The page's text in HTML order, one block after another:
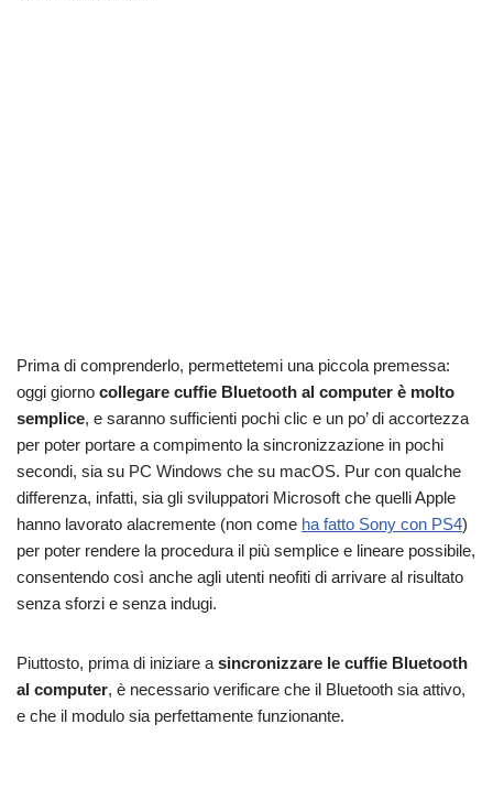
Prima di comprenderlo, permettetemi una piccola premessa:
oggi giorno collegare cuffie Bluetooth al computer è molto
semplice, e saranno sufficienti pochi clic e un po’ di accortezza
per poter portare a compimento la sincronizzazione in pochi
secondi, sia su PC Windows che su macOS. Pur con qualche
differenza, infatti, sia gli sviluppatori Microsoft che quelli Apple
hanno lavorato alacremente (non come ha fatto Sony con PS4)
per poter rendere la procedura il più semplice e lineare possibile,
consentendo così anche agli utenti neofiti di arrivare al risultato
senza sforzi e senza indugi.
Piuttosto, prima di iniziare a sincronizzare le cuffie Bluetooth
al computer, è necessario verificare che il Bluetooth sia attivo,
e che il modulo sia perfettamente funzionante.